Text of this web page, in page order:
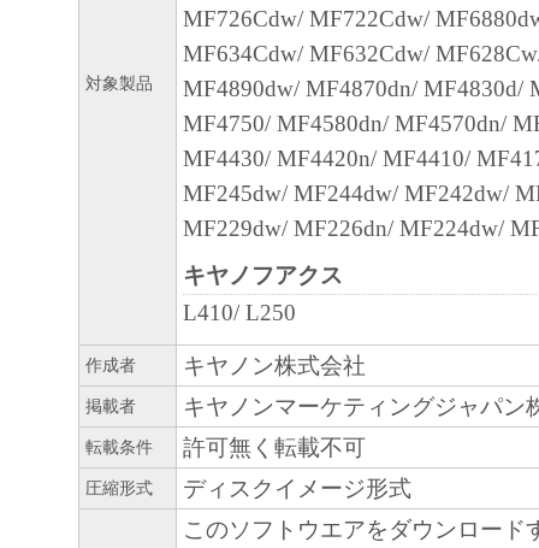
正あるいはサポートを行うことについて、
負うものではありません。
７．保証の否認・免責
(1) 「本ソフトウェア」は、『現状のまま
諾されます。キヤノン、キヤノンのライセ
ンの子会社、キヤノンの関連会社、それら
品性および特定の目的への適合性の保証を
保証も、明示たると黙示たるとを問わず一
します。
(2) キヤノン、キヤノンのライセンサー、
社、キヤノンの関連会社、それらの販売代
店のいずれも、「本ソフトウェア」の使用
から生ずるいかなる損害（逸失利益および
または付随的な損害を含むがこれらに限定
対象製品
MF726Cdw/ MF722Cdw/
MF634Cdw/ MF632Cdw/
MF4890dw/ MF4870dn/ MF4830d/
MF4750/ MF4580dn/ MF4570dn/
MF4430/ MF4420n/ MF4410/
MF245dw/ MF244dw/ MF242dw/
MF229dw/ MF226dn/ MF224dw/
キヤノフアクス
L410/ L250
作成者 キヤノン株式会社
掲載者 キヤノンマーケティングジャパン
転載条件 許可無く転載不可
圧縮形式 ディスクイメージ形式
このソフトウエアをダウンロード